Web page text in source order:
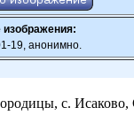
19, анонимно.
с.